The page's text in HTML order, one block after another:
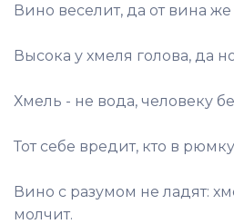
Вино веселит, да от вина же
Высока у хмеля голова, да
Хмель - не вода, человеку
Тот себе вредит, кто в
Вино с разумом не ладят:
молчит.